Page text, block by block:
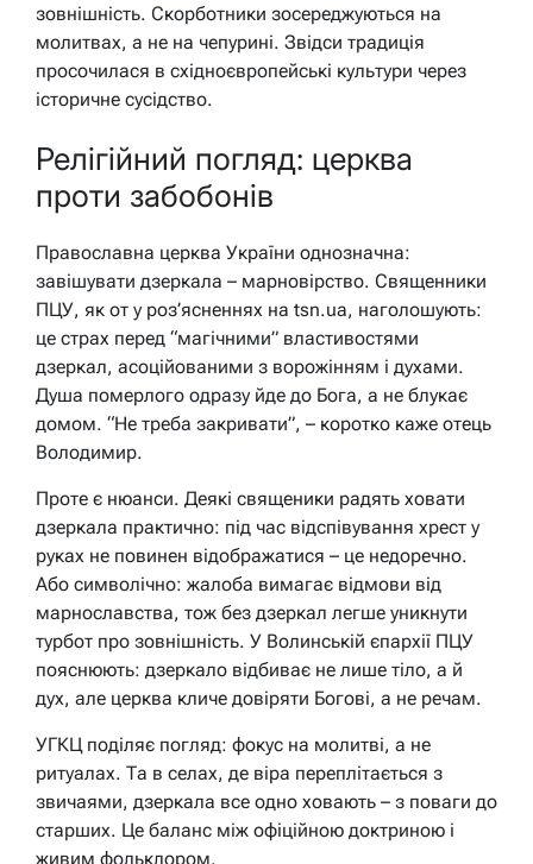
зовнішність. Скорботники зосереджуються на
молитвах, а не на чепурині. Звідси традиція
просочилася в східноєвропейські культури через
історичне сусідство.
Релігійний погляд: церква
проти забобонів
Православна церква України однозначна:
завішувати дзеркала – марновірство. Священники
ПЦУ, як от у роз’ясненнях на tsn.ua, наголошують:
це страх перед “магічними” властивостями
дзеркал, асоційованими з ворожінням і духами.
Душа померлого одразу йде до Бога, а не блукає
домом. “Не треба закривати”, – коротко каже отець
Володимир.
Проте є нюанси. Деякі священики радять ховати
дзеркала практично: під час відспівування хрест у
руках не повинен відображатися – це недоречно.
Або символічно: жалоба вимагає відмови від
марнославства, тож без дзеркал легше уникнути
турбот про зовнішність. У Волинській єпархії ПЦУ
пояснюють: дзеркало відбиває не лише тіло, а й
дух, але церква кличе довіряти Богові, а не речам.
УГКЦ поділяє погляд: фокус на молитві, а не
ритуалах. Та в селах, де віра переплітається з
звичаями, дзеркала все одно ховають – з поваги до
старших. Це баланс між офіційною доктриною і
живим фольклором.